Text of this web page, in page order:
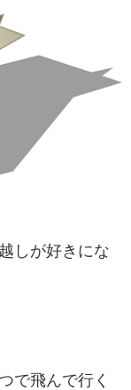
しが好きにな
で飛んで行く